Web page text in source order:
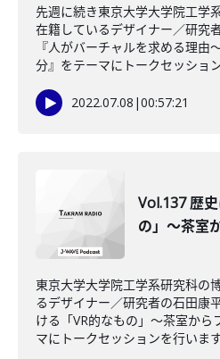
先週に続き東京大学大学院工学
在籍しているデザイナー／研究
『人がバーチャルを求める理由
分』をテーマにトークセッショ
2022.07.08 |00:57:21
Vol.137 歴
の」～茶室
東京大学大学院工学系研究科の
るデザイナー／研究者の石田康
ける「VR的なもの」～茶室から
マにトークセッションを行いま